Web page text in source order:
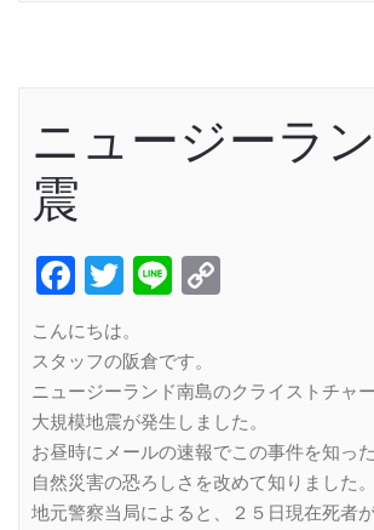
ニュージーラ
震
Facebook
Twitter
Line
こんにちは。
スタッフの阪倉です。
ニュージーランド南島のクライストチャ
大規模地震が発生しました。
お昼時にメールの速報でこの事件を知った
自然災害の恐ろしさを改めて知りました。
地元警察当局によると、２５日現在死者